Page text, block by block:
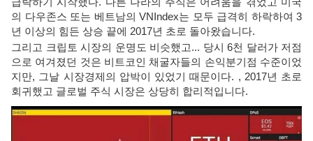
의 다우존스 또는 베트남의 VNIndex는 모두 급격히 하락하여 3
년 이상의 힘든 상승 끝에 2017년 초로 돌아왔습니다.
그리고 크립토 시장의 운명도 비슷했고... 당시 6천 달러가 저점
으로 여겨졌던 것은 비트코인 ​​채굴자들의 손익분기점 수준이었
지만, 그날 시장경제의 압박이 있었기 때문이다. , 2017년 초로
회귀했고 글로벌 주식 시장은 상당히 합리적입니다.